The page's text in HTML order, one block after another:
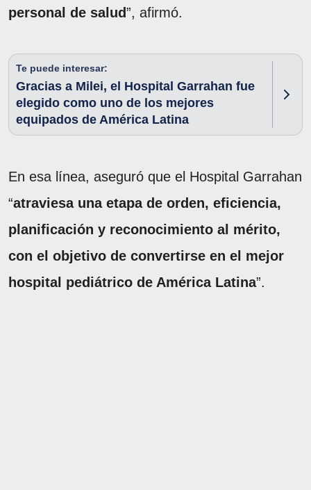
personal de salud”, afirmó.
Te puede interesar:
Gracias a Milei, el Hospital Garrahan fue
elegido como uno de los mejores
equipados de América Latina
En esa línea, aseguró que el Hospital Garrahan
“atraviesa una etapa de orden, eficiencia,
planificación y reconocimiento al mérito,
con el objetivo de convertirse en el mejor
hospital pediátrico de América Latina”.